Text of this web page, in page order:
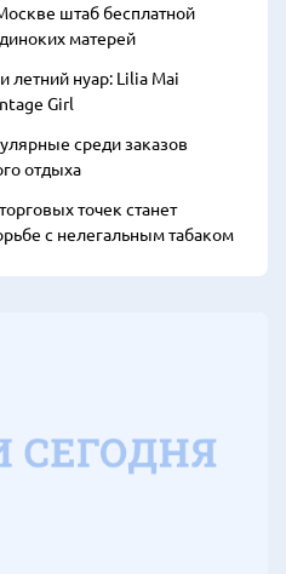
штаб бесплатной
матерей
летний нуар: Lilia Mai
Girl
среди заказов
отдыха
точек станет
с нелегальным табаком